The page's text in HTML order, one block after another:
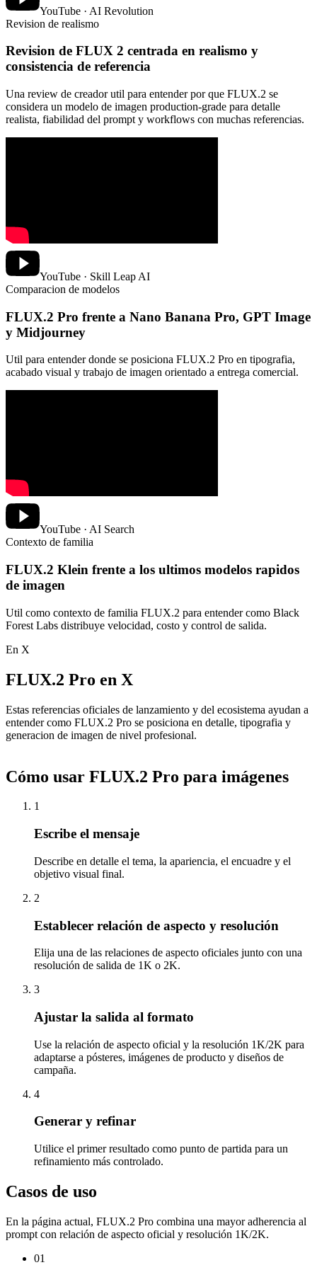
YouTube · AI Revolution
Revision de realismo
Revision de FLUX 2 centrada en realismo y
consistencia de referencia
Una review de creador util para entender por que FLUX.2 se
considera un modelo de imagen production-grade para detalle
realista, fiabilidad del prompt y workflows con muchas referencias.
YouTube · Skill Leap AI
Comparacion de modelos
FLUX.2 Pro frente a Nano Banana Pro, GPT Image
y Midjourney
Util para entender donde se posiciona FLUX.2 Pro en tipografia,
acabado visual y trabajo de imagen orientado a entrega comercial.
YouTube · AI Search
Contexto de familia
FLUX.2 Klein frente a los ultimos modelos rapidos
de imagen
Util como contexto de familia FLUX.2 para entender como Black
Forest Labs distribuye velocidad, costo y control de salida.
En X
FLUX.2 Pro en X
Estas referencias oficiales de lanzamiento y del ecosistema ayudan a
entender como FLUX.2 Pro se posiciona en detalle, tipografia y
generacion de imagen de nivel profesional.
Cómo usar FLUX.2 Pro para imágenes
1
Escribe el mensaje
Describe en detalle el tema, la apariencia, el encuadre y el
objetivo visual final.
2
Establecer relación de aspecto y resolución
Elija una de las relaciones de aspecto oficiales junto con una
resolución de salida de 1K o 2K.
3
Ajustar la salida al formato
Use la relación de aspecto oficial y la resolución 1K/2K para
adaptarse a pósteres, imágenes de producto y diseños de
campaña.
4
Generar y refinar
Utilice el primer resultado como punto de partida para un
refinamiento más controlado.
Casos de uso
En la página actual, FLUX.2 Pro combina una mayor adherencia al
prompt con relación de aspecto oficial y resolución 1K/2K.
01